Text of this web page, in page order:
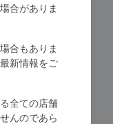
合がありま
合もありま
新情報をご
全ての店舗
んのであら